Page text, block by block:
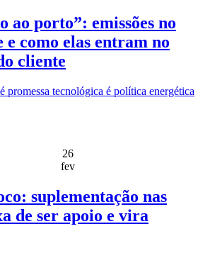
ao porto”: emissões no
como elas entram no
cliente
promessa tecnológica é política energética
26
fev
suplementação nas
de ser apoio e vira